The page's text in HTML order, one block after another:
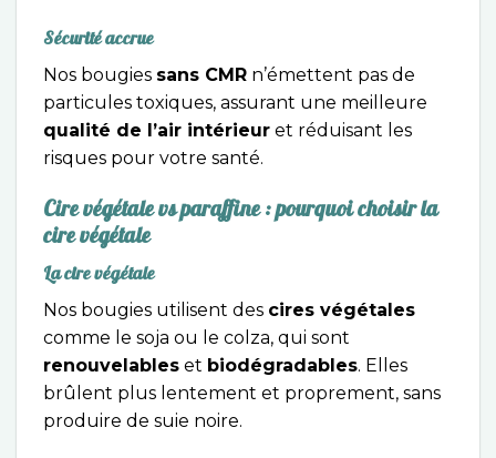
Sécurité accrue
Nos bougies sans CMR n’émettent pas de
particules toxiques, assurant une meilleure
qualité de l’air intérieur et réduisant les
risques pour votre santé.
Cire végétale vs paraffine : pourquoi choisir la
cire végétale
La cire végétale
Nos bougies utilisent des cires végétales
comme le soja ou le colza, qui sont
renouvelables et biodégradables. Elles
brûlent plus lentement et proprement, sans
produire de suie noire.